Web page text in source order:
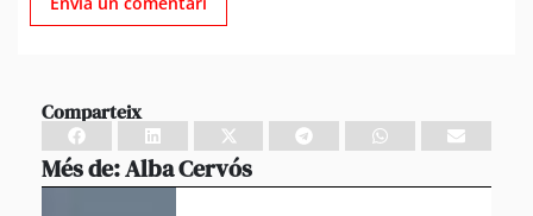
Comparteix
Més de:Alba Cervós